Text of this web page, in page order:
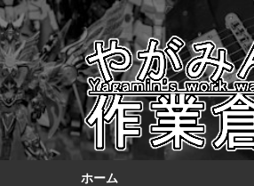
ホーム